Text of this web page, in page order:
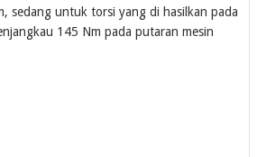
sedang untuk torsi yang di hasilkan pada
145 Nm pada putaran mesin